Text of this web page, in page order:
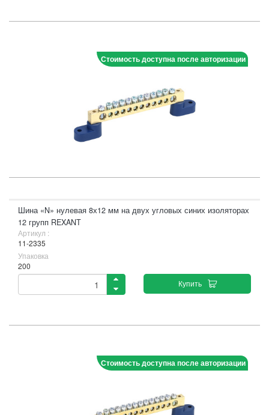
Стоимость доступна после авторизации
Шина «N» нулевая 8х12 мм на двух угловых синих изоляторах
12 групп REXANT
Артикул :
11-2335
Упаковка
200
Купить
Стоимость доступна после авторизации